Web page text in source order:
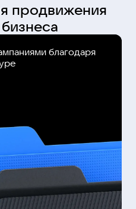
продвижения
благодаря